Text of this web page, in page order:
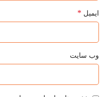
ایمیل *
وب‌ سایت